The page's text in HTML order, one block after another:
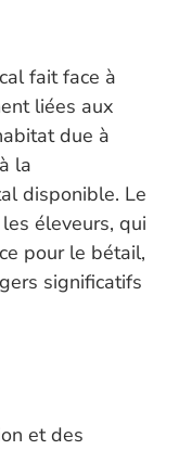
fait face à
liées aux
due à
la
disponible. Le
éleveurs, qui
pour le bétail,
significatifs
et des